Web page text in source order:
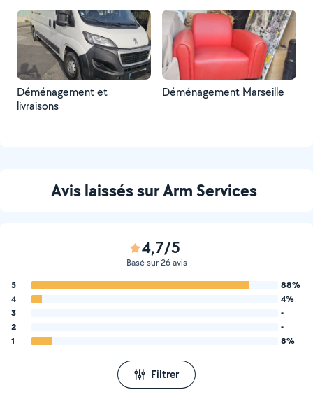
Déménagement et
livraisons
Déménagement Marseille
Avis laissés sur Arm Services
4,7/5
Basé sur 26 avis
5
88%
4
4%
3
-
2
-
1
8%
Filtrer